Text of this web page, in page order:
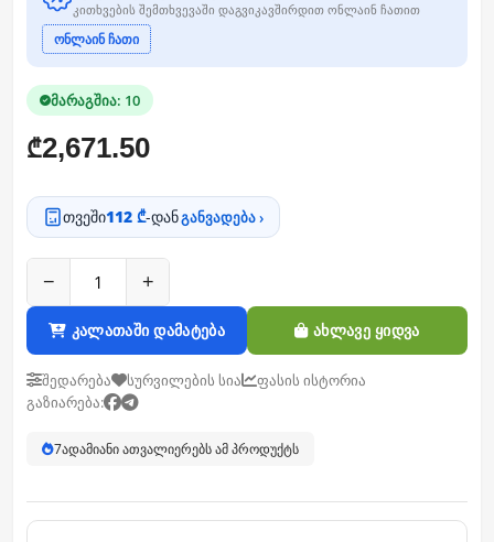
კითხვების შემთხვევაში დაგვიკავშირდით ონლაინ ჩათით
ონლაინ ჩათი
მარაგშია: 10
₾2,671.50
თვეში112 ₾-დანგანვადება ›
− +
კალათაში დამატება ახლავე ყიდვა
შედარება სურვილების სია
ფასის ისტორია
გაზიარება:
7ადამიანი ათვალიერებს ამ პროდუქტს